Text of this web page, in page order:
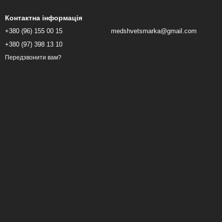
Контактна інформація
+380 (96) 155 00 15
+380 (97) 398 13 10
Передзвонити вам?
medshvetsmarka@gmail.com